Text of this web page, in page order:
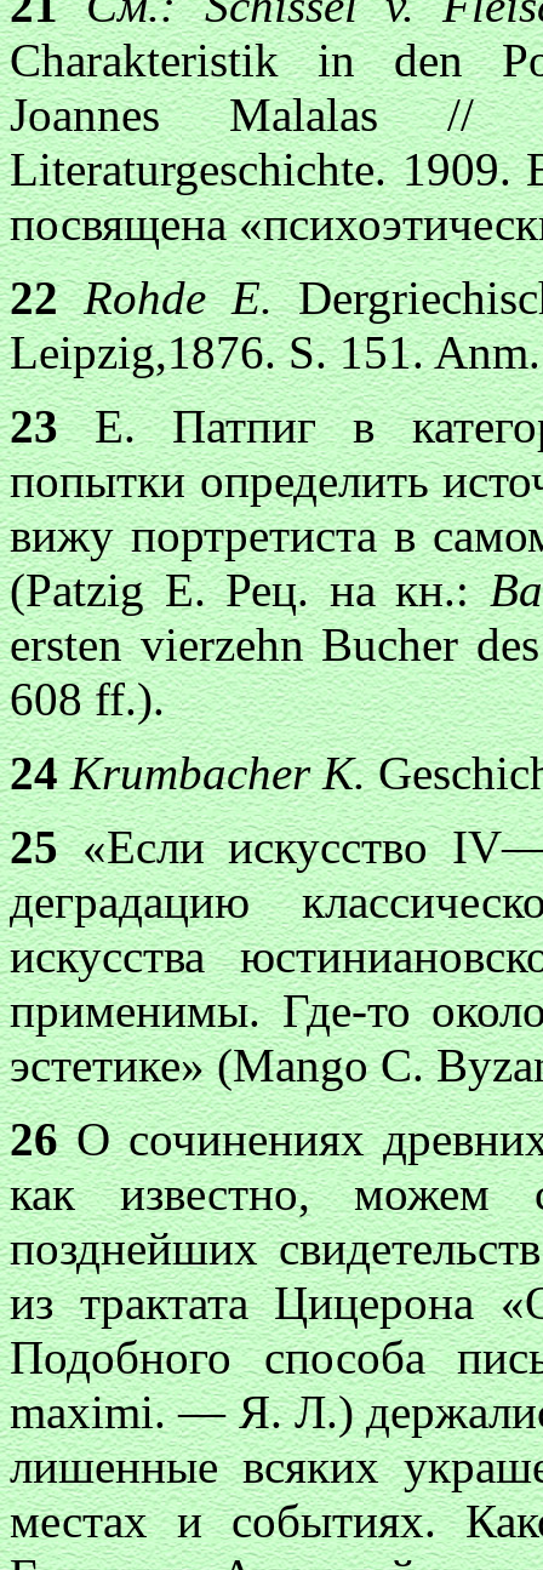
Charakteristik in den
Joannes Malalas //
Literaturgeschichte. 1909.
посвящена
22 Rohde Е.
Leipzig,1876. S. 151.
23Е. Патпиг в
попытки определить
вижу портретиста в
(Patzig Е. Рец. на кн.:
ersten vierzehn Bucher
608 ff.).
24 Krumbacher К.
25«Если искусство
деградацию
искусства
применимы. Где-то
эстетике» (Mango С.
26О сочинениях
как известно, можем
позднейших
из трактата Цицерона
Подобного способа
maximi. — Я. Л.)
лишенные всяких
местах и событиях.